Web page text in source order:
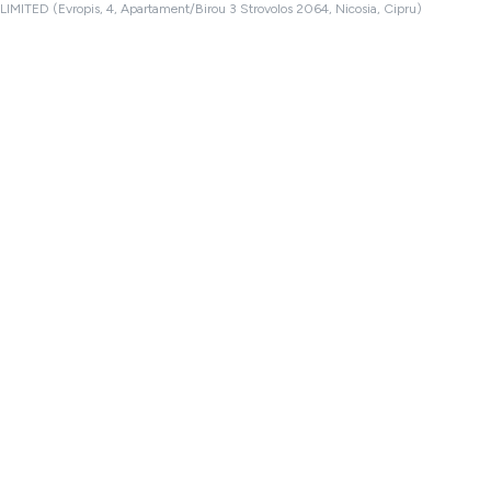
LIMITED (Evropis, 4, Apartament/Birou 3 Strovolos 2064, Nicosia, Cipru)